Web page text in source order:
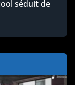
séduit de